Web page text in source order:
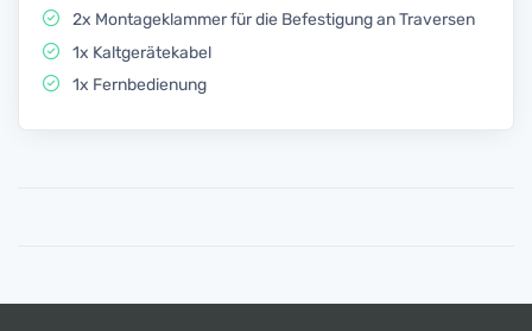
2x Montageklammer für die Befestigung an Traversen
1x Kaltgerätekabel
1x Fernbedienung